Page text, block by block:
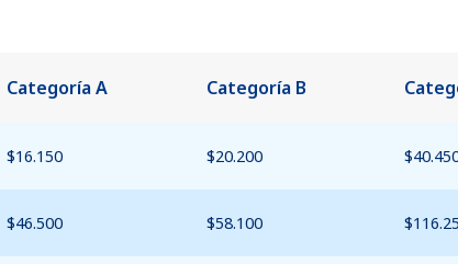
Categoría A Categoría B
$16.150 $20.200
$46.500 $58.100